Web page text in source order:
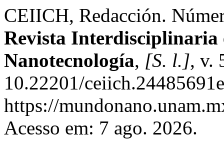
CEIICH, Redacción.
Revista Interdisciplinaria
Nanotecnología, [S. l.], v.
10.22201/
https://
Acesso em: 7 ago. 2026.